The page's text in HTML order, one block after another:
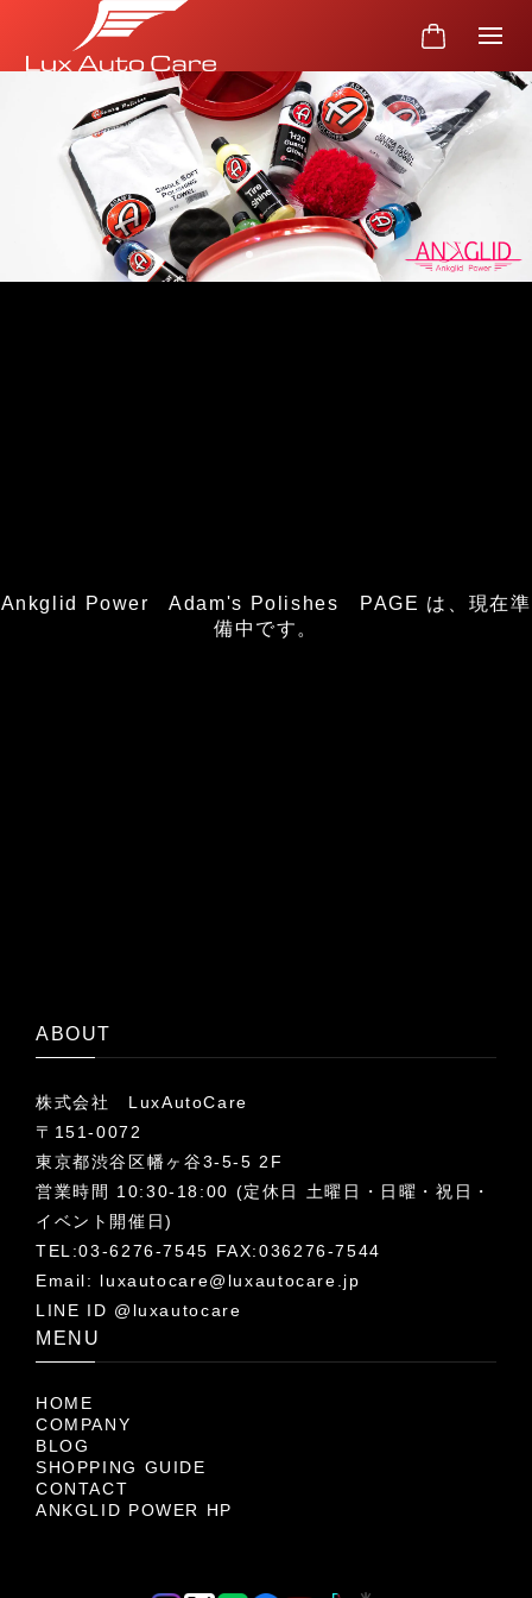
Ankglid Power Adam's Polishes PAGE は、現在準
備中です。
ABOUT
株式会社 LuxAutoCare
〒151-0072
東京都渋谷区幡ヶ谷3-5-5 2F
営業時間 10:30-18:00 (定休日 土曜日・日曜・祝日・
イベント開催日)
TEL:03-6276-7545 FAX:036276-7544
Email: luxautocare@luxautocare.jp
LINE ID @luxautocare
MENU
HOME
COMPANY
BLOG
SHOPPING GUIDE
CONTACT
ANKGLID POWER HP